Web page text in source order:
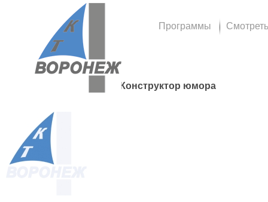
Программы Смотреть
Конструктор юмора